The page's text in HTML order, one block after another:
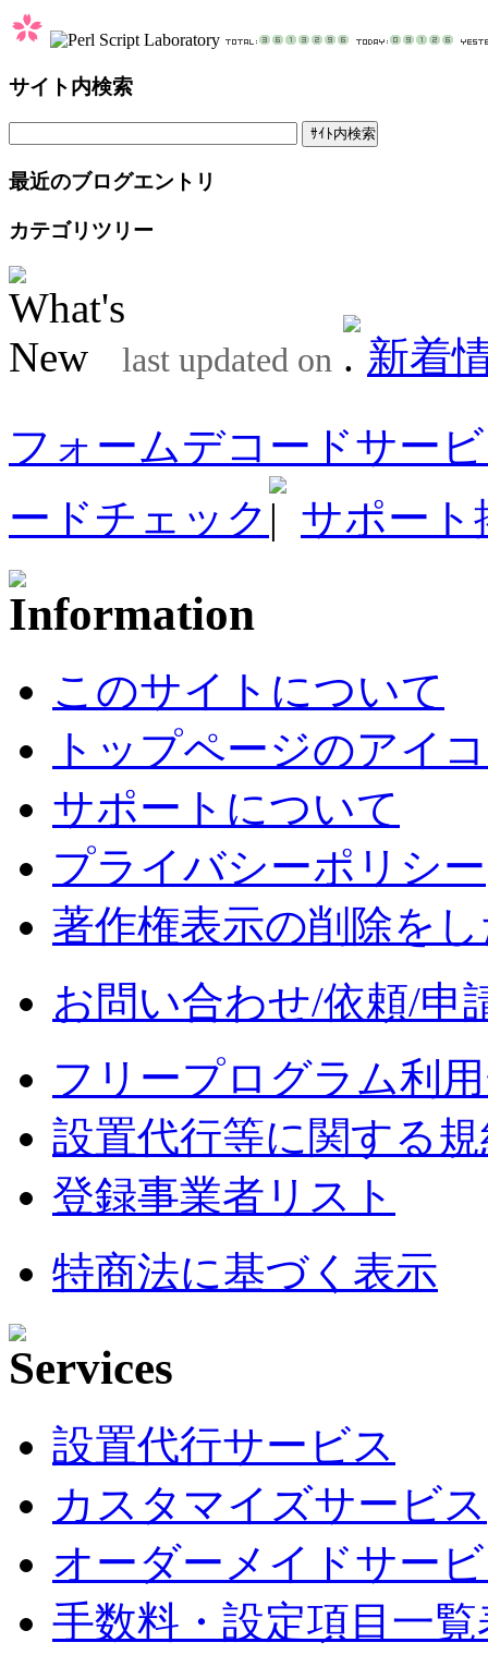
サイト内検索
最近のブログエントリ
カテゴリツリー
last updated on
新着
フォームデコードサー
ードチェック
サポート
このサイトについて
トップページのアイ
サポートについて
プライバシーポリシー
著作権表示の削除を
お問い合わせ/依頼/申
フリープログラム利
設置代行等に関する
登録事業者リスト
特商法に基づく表示
設置代行サービス
カスタマイズサービス
オーダーメイドサー
手数料・設定項目一覧